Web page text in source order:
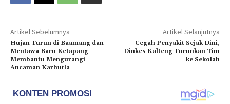
Artikel Sebelumnya
Hujan Turun di Baamang dan
Mentawa Baru Ketapang
Membantu Mengurangi
Ancaman Karhutla
Artikel Selanjutnya
Cegah Penyakit Sejak Dini,
Dinkes Kalteng Turunkan Tim
ke Sekolah